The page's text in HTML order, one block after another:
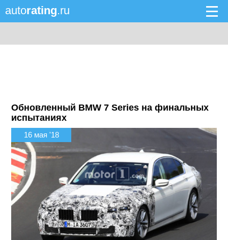
autorating.ru
Обновленный BMW 7 Series на финальных
испытаниях
16 мая '18